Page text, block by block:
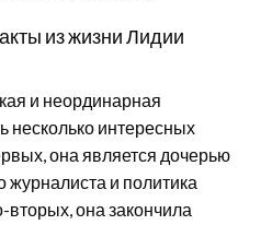
из жизни Лидии
и неординарная
несколько интересных
она является дочерью
журналиста и политика
она закончила